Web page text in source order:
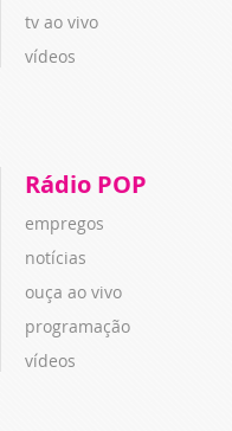
tv ao vivo
vídeos
Rádio POP
empregos
notícias
ouça ao vivo
programação
vídeos